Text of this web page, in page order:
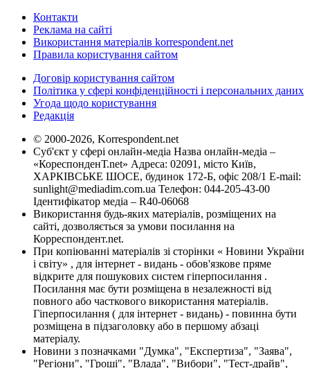
Контакти
Реклама на сайті
Використання матеріалів korrespondent.net
Правила користування сайтом
Договір користування сайтом
Політика у сфері конфіденційності і персональних даних
Угода щодо користування
Редакція
© 2000-2026, Korrespondent.net
Суб'єкт у сфері онлайн-медіа Назва онлайн-медіа –
«КореспонденТ.net» Адреса: 02091, місто Київ,
ХАРКІВСЬКЕ ШОСЕ, будинок 172-Б, офіс 208/1 E-mail:
sunlight@mediadim.com.ua Телефон: 044-205-43-00
Ідентифікатор медіа – R40-06068
Використання будь-яких матеріалів, розміщених на
сайті, дозволяється за умови посилання на
Корреспондент.net.
При копіюванні матеріалів зі сторінки « Новини України
і світу» , для інтернет - видань - обов'язкове пряме
відкрите для пошукових систем гіперпосилання .
Посилання має бути розміщена в незалежності від
повного або часткового використання матеріалів.
Гіперпосилання ( для інтернет - видань) - повинна бути
розміщена в підзаголовку або в першому абзаці
матеріалу.
Новини з позначками "Думка", "Експертиза", "Заява",
"Регіони", "Гроші", "Влада", "Вибори", "Тест-драйв",